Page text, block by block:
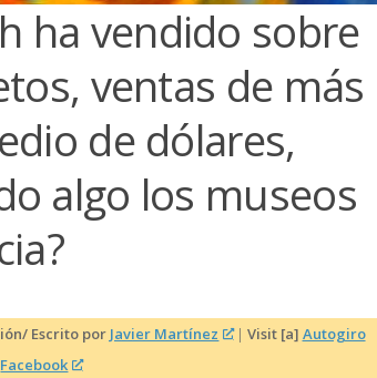
ha vendido sobre
ventas de más
de dólares,
algo los museos
Escrito por Javier Martínez | Visit [a] Autogiro
Facebook